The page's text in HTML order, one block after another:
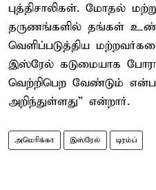
புத்திசாலிகள். மோதல்
தருணங்களில் தங்கள்
வெளிப்படுத்திய
இஸ்ரேல் கடுமையாக
வெற்றிபெற வேண்டும்
அறிந்துள்ளது” என்றார்.
அமெரிக்கா இஸ்ரேல் டிரம்ப்